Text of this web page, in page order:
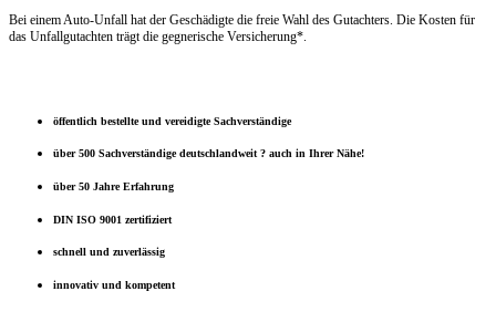
Bei einem Auto-Unfall hat der Geschädigte die freie Wahl des Gutachters. Die Kosten für
das Unfallgutachten trägt die gegnerische Versicherung*.
öffentlich bestellte und vereidigte Sachverständige
über 500 Sachverständige deutschlandweit ? auch in Ihrer Nähe!
über 50 Jahre Erfahrung
DIN ISO 9001 zertifiziert
schnell und zuverlässig
innovativ und kompetent